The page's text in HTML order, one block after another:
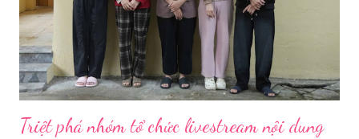
Triệt phá nhóm tổ chức livestream nội dung